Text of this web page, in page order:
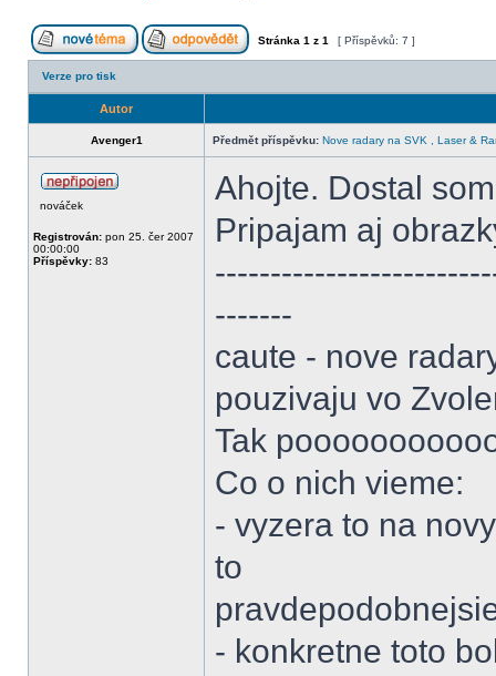
Stránka 1 z 1 [ Příspěvků: 7 ]
Verze pro tisk
Autor
Avenger1 Předmět příspěvku: Nove radary na SVK , Laser &
nováček
Registrován: pon 25. čer 2007
00:00:00
Příspěvky: 83
Ahojte. Dostal
Pripajam aj
-------
caute - nove
pouzivaju vo
Tak
Co o nich vieme:
- vyzera to na
to
- konkretne toto